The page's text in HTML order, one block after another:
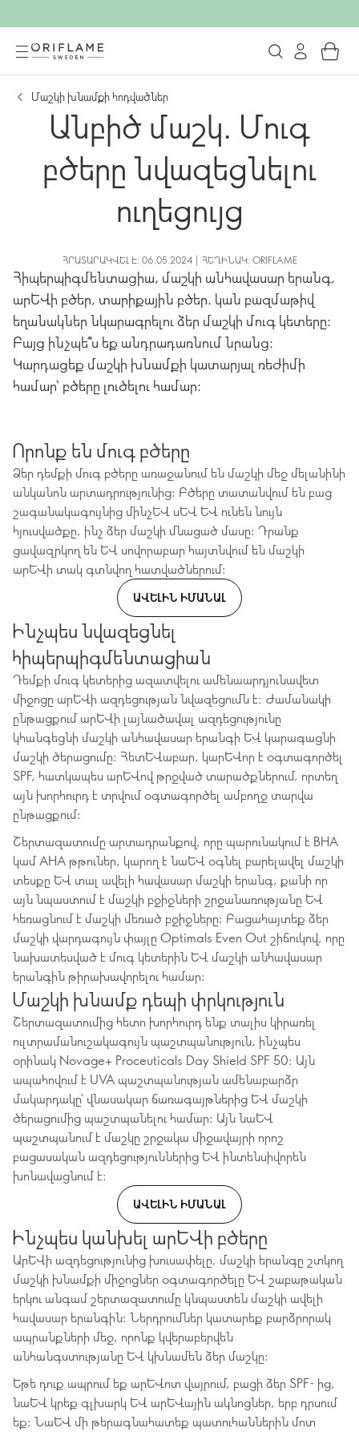
Մաշկի խնամքի հոդվածներ
Անբիծ մաշկ. Մուգ
բծերը նվազեցնելու
ուղեցույց
ՀՐԱՏԱՐԱԿՎԵԼ Է: 06.05.2024 | ՀԵՂԻՆԱԿ: ORIFLAME
Հիպերպիգմենտացիա, մաշկի անհավասար երանգ,
արևի բծեր, տարիքային բծեր. կան բազմաթիվ
եղանակներ նկարագրելու ձեր մաշկի մուգ կետերը:
Բայց ինչպե՞ս եք անդրադառնում նրանց:
Կարդացեք մաշկի խնամքի կատարյալ ռեժիմի
համար՝ բծերը լուծելու համար:
Որոնք են մուգ բծերը
Ձեր դեմքի մուգ բծերը առաջանում են մաշկի մեջ մելանինի
անկանոն արտադրությունից: Բծերը տատանվում են բաց
շագանակագույնից մինչև սև և ունեն նույն
հյուսվածքը, ինչ ձեր մաշկի մնացած մասը: Դրանք
ցավազրկող են և սովորաբար հայտնվում են մաշկի
արևի տակ գտնվող հատվածներում:
ԱՎԵԼԻՆ ԻՄԱՆԱԼ
Ինչպես նվազեցնել
հիպերպիգմենտացիան
Դեմքի մուգ կետերից ազատվելու ամենաարդյունավետ
միջոցը արևի ազդեցության նվազեցումն է։ Ժամանակի
ընթացքում արևի լայնածավալ ազդեցությունը
կհանգեցնի մաշկի անհավասար երանգի և կարագացնի
մաշկի ծերացումը: Հետևաբար, կարևոր է օգտագործել
SPF, հատկապես արևով թրջված տարածքներում, որտեղ
այն խորհուրդ է տրվում օգտագործել ամբողջ տարվա
ընթացքում:
Շերտազատումը արտադրանքով, որը պարունակում է BHA
կամ AHA թթուներ, կարող է նաև օգնել բարելավել մաշկի
տեսքը և տալ ավելի հավասար մաշկի երանգ, քանի որ
այն նպաստում է մաշկի բջիջների շրջանառությանը և
հեռացնում է մաշկի մեռած բջիջները: Բացահայտեք ձեր
մաշկի վարդագույն փայլը Optimals Even Out շիճուկով, որը
նախատեսված է մուգ կետերին և մաշկի անհավասար
երանգին թիրախավորելու համար:
Մաշկի խնամք դեպի փրկություն
Շերտազատումից հետո խորհուրդ ենք տալիս կիրառել
ուլտրամանուշակագույն պաշտպանություն, ինչպես
օրինակ Novage+ Proceuticals Day Shield SPF 50: Այն
ապահովում է UVA պաշտպանության ամենաբարձր
մակարդակը՝ վնասակար ճառագայթներից և մաշկի
ծերացումից պաշտպանելու համար: Այն նաև
պաշտպանում է մաշկը շրջակա միջավայրի որոշ
բացասական ազդեցություններից և ինտենսիվորեն
խոնավացնում է։
ԱՎԵԼԻՆ ԻՄԱՆԱԼ
Ինչպես կանխել արևի բծերը
Արևի ազդեցությունից խուսափելը, մաշկի երանգը շտկող
մաշկի խնամքի միջոցներ օգտագործելը և շաբաթական
երկու անգամ շերտազատումը կնպաստեն մաշկի ավելի
հավասար երանգին: Ներդրումներ կատարեք բարձրորակ
ապրանքների մեջ, որոնք կվերաբերվեն
անհանգստությանը և կխնամեն ձեր մաշկը:
Եթե դուք ապրում եք արևոտ վայրում, բացի ձեր SPF- ից,
նաև կրեք գլխարկ և արևային ակնոցներ, երբ դրսում
եք: Նաև մի թերագնահատեք պատուհաններին մոտ